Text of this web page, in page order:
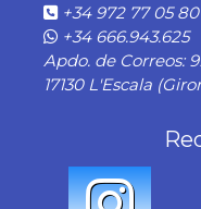
+34 972 77 05 80
+34 666.943.625
Apdo. de Correos:
17130 L'Escala